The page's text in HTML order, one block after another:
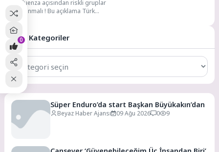
İnfluenza açısından riskli gruplar
aşılanmalı ! Bu açıklama Türk
Toraks Derneği Solunum
Sistemi Enfeksiyonları Çalışma...
Tüm Kategoriler
Tüm
Kategoriler
Süper Enduro’da start Başkan Büyükakın’dan
Beyaz Haber Ajansı 09 Ağu 2026 0 9
0